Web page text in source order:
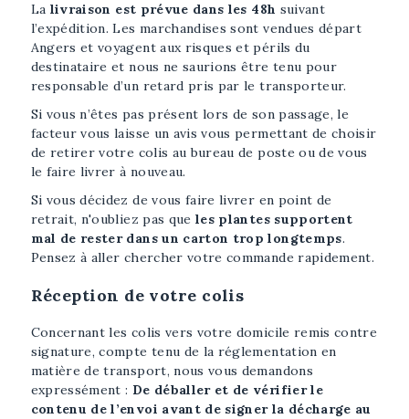
La livraison est prévue dans les 48h suivant
l’expédition. Les marchandises sont vendues départ
Angers et voyagent aux risques et périls du
destinataire et nous ne saurions être tenu pour
responsable d’un retard pris par le transporteur.
Si vous n’êtes pas présent lors de son passage, le
facteur vous laisse un avis vous permettant de choisir
de retirer votre colis au bureau de poste ou de vous
le faire livrer à nouveau.
Si vous décidez de vous faire livrer en point de
retrait, n'oubliez pas queles plantes supportent
mal de rester dans un carton trop longtemps.
Pensez à aller chercher votre commande rapidement.
Réception de votre colis
Concernant les colis vers votre domicile remis contre
signature, compte tenu de la réglementation en
matière de transport, nous vous demandons
expressément : De déballer et de vérifier le
contenu de l’envoi avant de signer la décharge au